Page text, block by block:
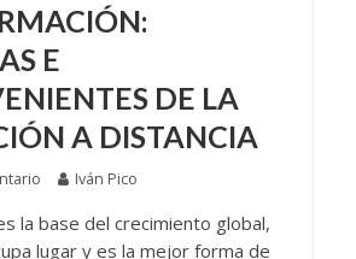
E
DE LA
A DISTANCIA
Iván Pico
la base del crecimiento global,
lugar y es la mejor forma de